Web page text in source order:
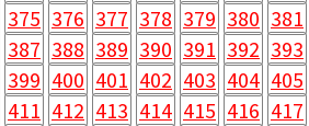
375 376 377 378 379 380 381
387 388 389 390 391 392 393
399 400 401 402 403 404 405
411 412 413 414 415 416 417